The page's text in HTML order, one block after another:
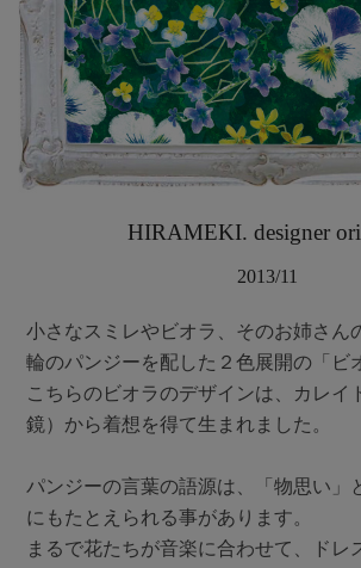
HIRAMEKI. designer
2013/11
小さなスミレやビオラ、そのお姉さん
輪のパンジーを配した２色展開の「ビ
こちらのビオラのデザインは、カレイ
鏡）から着想を得て生まれました。
パンジーの言葉の語源は、「物思い」
にもたとえられる事があります。
まるで花たちが音楽に合わせて、ドレ